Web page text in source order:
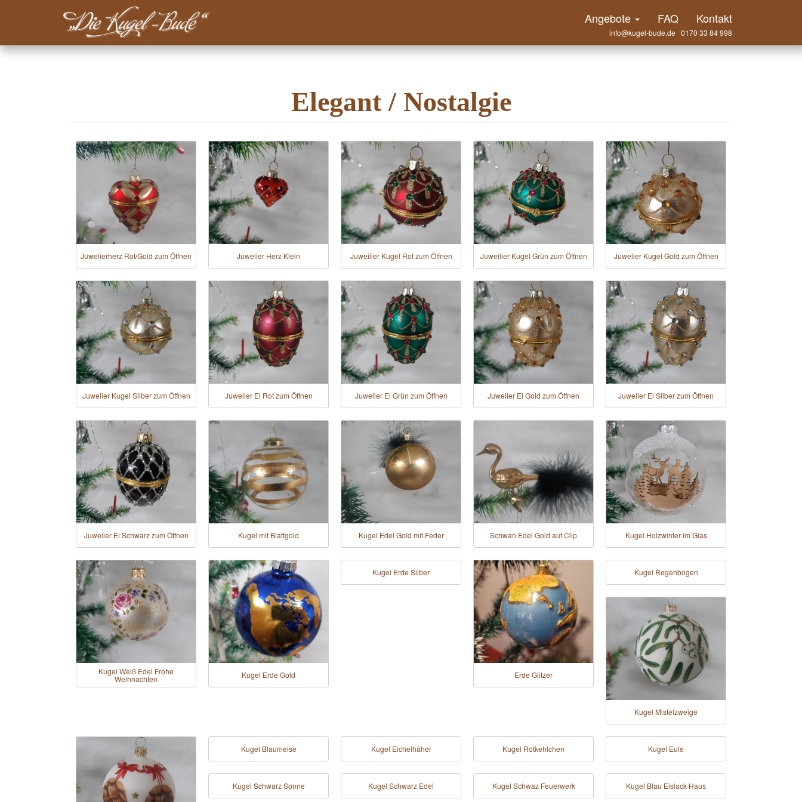
Direkt
Main-
Menu-
Angebote FAQ Kontakt
info@kugel-bude.de 0170 33 84 998
Elegant / Nostalgie
Juwelierherz Rot/Gold zum Öffnen Juwelier Herz Klein Juweilier Kugel Rot zum Öffnen Juweilier Kugel Grün zum Öffnen Juwelier Kugel Gold zum Öffnen
Juwelier Kugel Silber zum Öffnen Juwelier Ei Rot zum Öffnen Juwelier Ei Grün zum Öffnen Juwelier Ei Gold zum Öffnen Juwelier Ei Silber zum Öffnen
Juwelier Ei Schwarz zum Öffnen Kugel mit Blattgold Kugel Edel Gold mit Feder Schwan Edel Gold auf Clip Kugel Holzwinter im Glas
Kugel Weiß Edel Frohe
Weihnachten Kugel Erde Gold
Kugel Erde Silber
Erde Glitzer
Kugel Regenbogen
Kugel Mistelzweige
Kugel Blaumeise Kugel Eichelhäher Kugel Rotkehlchen Kugel Eule
Kugel Schwarz Sonne Kugel Schwarz Edel Kugel Schwaz Feuerwerk Kugel Blau Eislack Haus